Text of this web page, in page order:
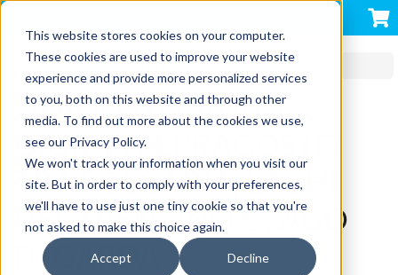
This website stores cookies on your computer.
These cookies are used to improve your website
experience and provide more personalized services
to you, both on this website and through other
media. To find out more about the cookies we use,
see our Privacy Policy.
We won't track your information when you visit our
site. But in order to comply with your preferences,
we'll have to use just one tiny cookie so that you're
not asked to make this choice again.
Accept Decline
VIAGGI DI GRUPPO IN BUS ITALIA E EUROPA
14 AGOSTO 2026 5
GIORNI: FERRAGOSTO
TRA FOLGARIA, LAGHI
DEL TRENTINO E LAGO
DI GARDA